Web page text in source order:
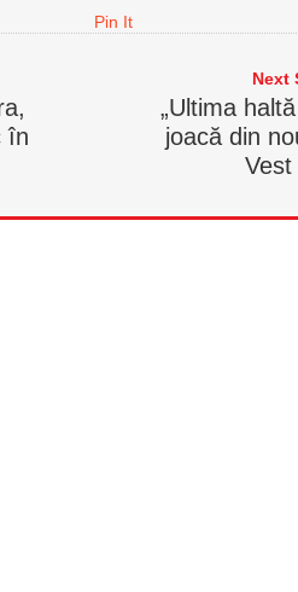
Pin It
în
Next
„Ultima
joacă din
Vest